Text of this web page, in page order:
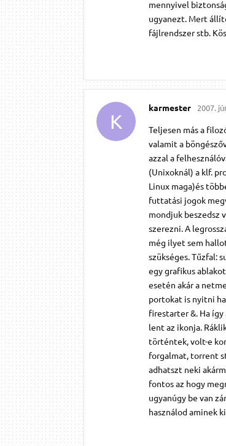
mennyivel
ugyanezt. Mert
fájlrendszer stb.
K
karmester 2007.
Teljesen más a
valamit a
azzal a
(Unixoknál) a klf.
Linux maga)és
futtatási jogok
mondjuk beszedsz
szerezni. A
még ilyet sem
szükséges. Tűzfal:
egy grafikus
esetén akár a
portokat is nyitni
firestarter &. Ha
lent az ikonja.
történtek, volt-e
forgalmat, torrent
adhatszt neki
fontos az hogy
ugyanúgy be van
használod aminek